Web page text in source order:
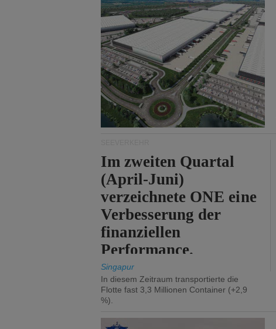
von Hormuz.
Im zweiten Quartal
(April-Juni)
verzeichnete ONE eine
Verbesserung der
finanziellen
Performance.
Singapur
In diesem Zeitraum transportierte die
Flotte fast 3,3 Millionen Container (+2,9
%).